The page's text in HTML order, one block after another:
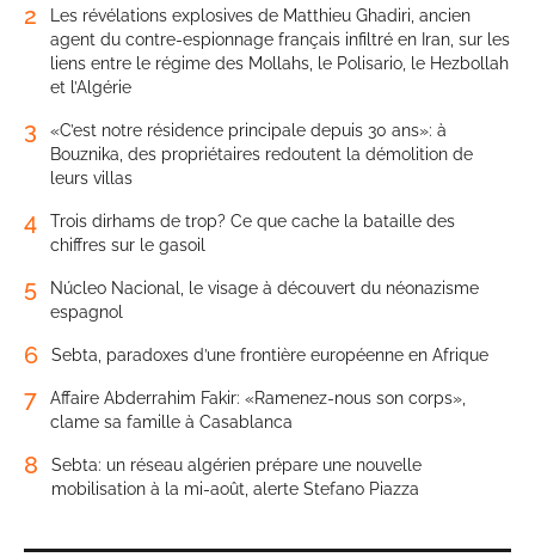
2
Les révélations explosives de Matthieu Ghadiri, ancien
agent du contre-espionnage français infiltré en Iran, sur les
liens entre le régime des Mollahs, le Polisario, le Hezbollah
et l’Algérie
3
«C’est notre résidence principale depuis 30 ans»: à
Bouznika, des propriétaires redoutent la démolition de
leurs villas
4
Trois dirhams de trop? Ce que cache la bataille des
chiffres sur le gasoil
5
Núcleo Nacional, le visage à découvert du néonazisme
espagnol
6 Sebta, paradoxes d’une frontière européenne en Afrique
7
Affaire Abderrahim Fakir: «Ramenez-nous son corps»,
clame sa famille à Casablanca
8
Sebta: un réseau algérien prépare une nouvelle
mobilisation à la mi-août, alerte Stefano Piazza